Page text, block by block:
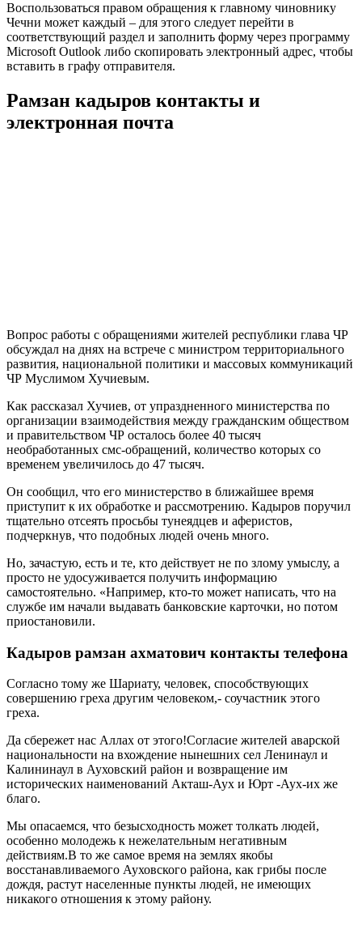
Воспользоваться правом обращения к главному чиновнику
Чечни может каждый – для этого следует перейти в
соответствующий раздел и заполнить форму через программу
Microsoft Outlook либо скопировать электронный адрес, чтобы
вставить в графу отправителя.
Рамзан кадыров контакты и
электронная почта
Вопрос работы с обращениями жителей республики глава ЧР
обсуждал на днях на встрече с министром территориального
развития, национальной политики и массовых коммуникаций
ЧР Муслимом Хучиевым.
Как рассказал Хучиев, от упраздненного министерства по
организации взаимодействия между гражданским обществом
и правительством ЧР осталось более 40 тысяч
необработанных смс-обращений, количество которых со
временем увеличилось до 47 тысяч.
Он сообщил, что его министерство в ближайшее время
приступит к их обработке и рассмотрению. Кадыров поручил
тщательно отсеять просьбы тунеядцев и аферистов,
подчеркнув, что подобных людей очень много.
Но, зачастую, есть и те, кто действует не по злому умыслу, а
просто не удосуживается получить информацию
самостоятельно. «Например, кто-то может написать, что на
службе им начали выдавать банковские карточки, но потом
приостановили.
Кадыров рамзан ахматович контакты телефона
Согласно тому же Шариату, человек, способствующих
совершению греха другим человеком,- соучастник этого
греха.
Да сбережет нас Аллах от этого!Согласие жителей аварской
национальности на вхождение нынешних сел Ленинаул и
Калининаул в Ауховский район и возвращение им
исторических наименований Акташ-Аух и Юрт -Аух-их же
благо.
Мы опасаемся, что безысходность может толкать людей,
особенно молодежь к нежелательным негативным
действиям.В то же самое время на землях якобы
восстанавливаемого Ауховского района, как грибы после
дождя, растут населенные пункты людей, не имеющих
никакого отношения к этому району.